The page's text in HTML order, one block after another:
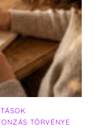
TÖRVÉNYE